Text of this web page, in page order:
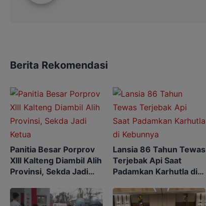
Berita Rekomendasi
Panitia Besar Porprov
Xlll Kalteng Diambil Alih
Provinsi, Sekda Jadi
Lansia 86 Tahun Tewas
Terjebak Api Saat
Padamkan Karhutla di